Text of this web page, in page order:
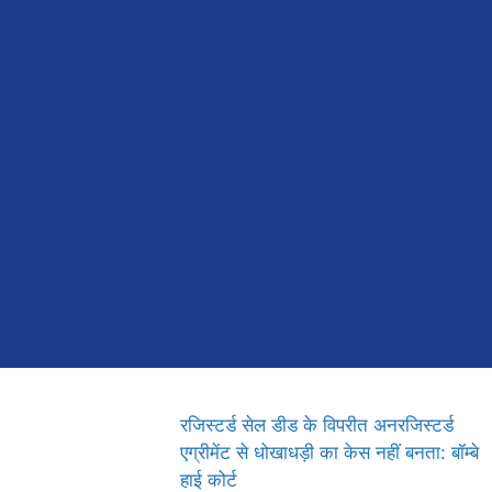
रजिस्टर्ड सेल डीड के विपरीत अनरजिस्टर्ड
एग्रीमेंट से धोखाधड़ी का केस नहीं बनता: बॉम्बे
हाई कोर्ट